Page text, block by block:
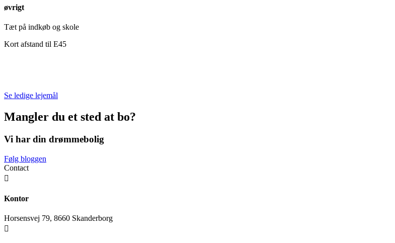
øvrigt
Tæt på indkøb og skole
Kort afstand til E45
Se ledige lejemål
Mangler du et sted at bo?
Vi har din drømmebolig
Følg bloggen
Contact

Kontor
Horsensvej 79, 8660 Skanderborg
